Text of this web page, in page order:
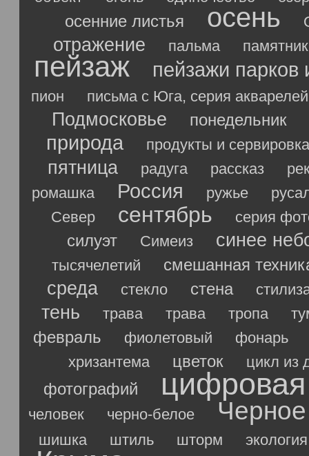
осенние листья осень
отражение пальма памятник
пейзаж пейзажи парков
пион письма с Юга, серия акварелей
Подмосковье понедельник
природа продукты и сервировка
пятница радуга рассказ
ромашка
Россия ружье
Север
сентябрь серия
силуэт Симеиз синее
тысячелетий смешанная
среда стекло стена
тень трава трава тропа
февраль фиолетовый
фонарь
хризантема
цветок цикл из
фотографий
человек черно-белое
шишка штиль шторм экология